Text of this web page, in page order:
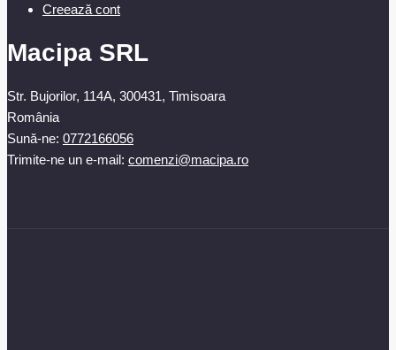
Creează cont
Macipa SRL
Str. Bujorilor, 114A, 300431, Timisoara
România
Sună-ne: 0772166056
Trimite-ne un e-mail: comenzi@macipa.ro